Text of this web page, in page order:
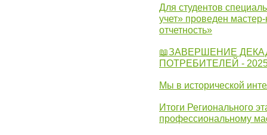
Для студентов
учет» проведен
отчетность»
📖ЗАВЕРШЕНИЕ
ПОТРЕБИТЕЛЕЙ -
Мы в исторической
Итоги Регионального
профессиональному